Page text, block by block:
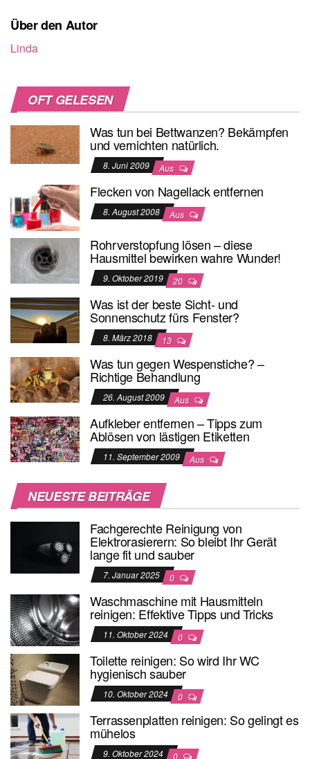
Über den Autor
Linda
OFT GELESEN
Was tun bei Bettwanzen? Bekämpfen
und vernichten natürlich.
8. Juni 2009 Aus
Flecken von Nagellack entfernen
8. August 2008 Aus
Rohrverstopfung lösen – diese
Hausmittel bewirken wahre Wunder!
9. Oktober 2019 20
Was ist der beste Sicht- und
Sonnenschutz fürs Fenster?
8. März 2018 13
Was tun gegen Wespenstiche? –
Richtige Behandlung
26. August 2009 Aus
Aufkleber entfernen – Tipps zum
Ablösen von lästigen Etiketten
11. September 2009 Aus
NEUESTE BEITRÄGE
Fachgerechte Reinigung von
Elektrorasierern: So bleibt Ihr Gerät
lange fit und sauber
7. Januar 2025 0
Waschmaschine mit Hausmitteln
reinigen: Effektive Tipps und Tricks
11. Oktober 2024 0
Toilette reinigen: So wird Ihr WC
hygienisch sauber
10. Oktober 2024 0
Terrassenplatten reinigen: So gelingt es
mühelos
9. Oktober 2024 0